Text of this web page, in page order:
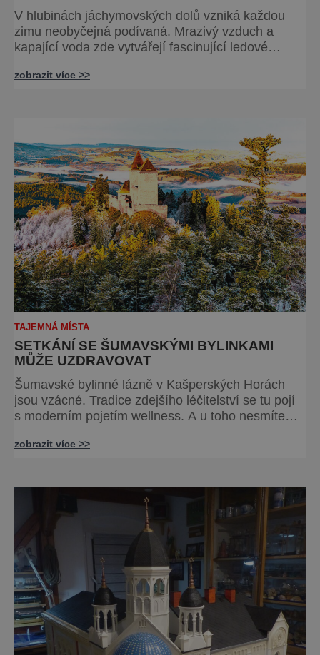
V hlubinách jáchymovských dolů vzniká každou
zimu neobyčejná podívaná. Mrazivý vzduch a
kapající voda zde vytvářejí fascinující ledové
jedinečné „ledové království“ však s příchodem
zobrazit více >>
TAJEMNÁ MÍSTA
SETKÁNÍ SE ŠUMAVSKÝMI BYLINKAMI
MŮŽE UZDRAVOVAT
Šumavské bylinné lázně v Kašperských Horách
jsou vzácné. Tradice zdejšího léčitelství se tu pojí
s moderním pojetím wellness. A u toho nesmíte
totálně obyčejné. Na nic speciálního si nehrají
zobrazit více >>